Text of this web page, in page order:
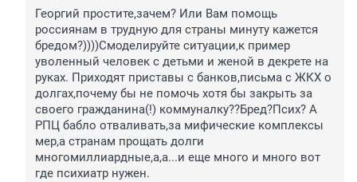
Георгий простите,зачем? Или Вам помощь
россиянам в трудную для страны минуту кажется
бредом?))))Смоделируйте ситуации,к пример
уволенный человек с детьми и женой в декрете на
руках. Приходят приставы с банков,письма с ЖКХ о
долгах,почему бы не помочь хотя бы закрыть за
своего гражданина(!) коммуналку??Бред?Псих? А
РПЦ бабло отваливать,за мифические комплексы
мер,а странам прощать долги
многомиллиардные,а,а...и еще много и много вот
где психиатр нужен.